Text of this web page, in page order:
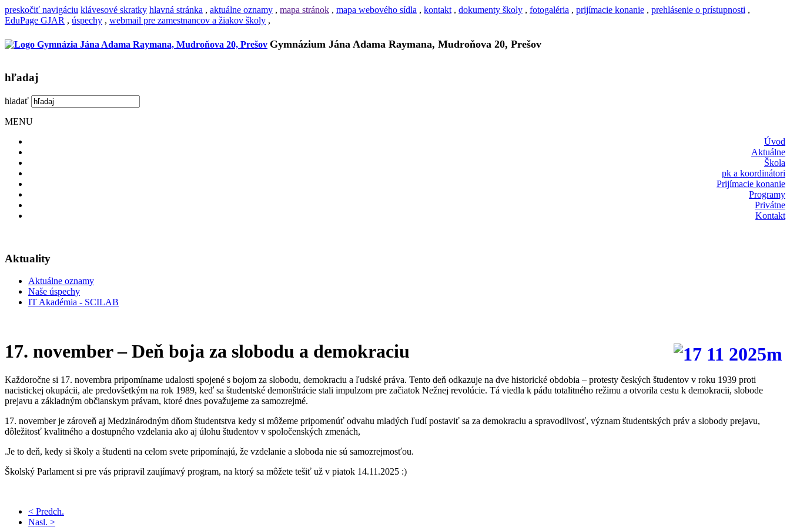
preskočiť navigáciu klávesové skratky hlavná stránka , aktuálne oznamy , mapa stránok , mapa webového sídla , kontakt , dokumenty školy , fotogaléria , prijímacie konanie , prehlásenie o prístupnosti ,
EduPage GJAR , úspechy , webmail pre zamestnancov a žiakov školy ,
Gymnázium Jána Adama Raymana, Mudroňova 20, Prešov
hľadaj
hladať
MENU
Úvod
Aktuálne
Škola
pk a koordinátori
Prijímacie konanie
Programy
Privátne
Kontakt
Aktuality
Aktuálne oznamy
Naše úspechy
IT Akadémia - SCILAB
17. november – Deň boja za slobodu a demokraciu
Každoročne si 17. novembra pripomíname udalosti spojené s bojom za slobodu, demokraciu a ľudské práva. Tento deň odkazuje na dve historické obdobia – protesty českých študentov v roku 1939 proti
nacistickej okupácii, ale predovšetkým na rok 1989, keď sa študentské demonštrácie stali impulzom pre začiatok Nežnej revolúcie. Tá viedla k pádu totalitného režimu a otvorila cestu k demokracii, slobode
prejavu a základným občianskym právam, ktoré dnes považujeme za samozrejmé.
17. november je zároveň aj Medzinárodným dňom študentstva kedy si môžeme pripomenúť odvahu mladých ľudí postaviť sa za demokraciu a spravodlivosť, význam študentských práv a slobody prejavu,
dôležitosť kvalitného a dostupného vzdelania ako aj úlohu študentov v spoločenských zmenách,
.Je to deň, kedy si školy a študenti na celom svete pripomínajú, že vzdelanie a sloboda nie sú samozrejmosťou.
Školský Parlament si pre vás pripravil zaujímavý program, na ktorý sa môžete tešiť už v piatok 14.11.2025 :)
< Predch.
Nasl. >